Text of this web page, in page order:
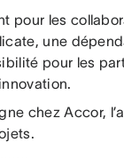
pour les
une
pour les
chez Accor,